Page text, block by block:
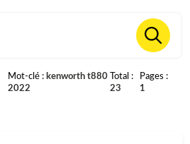
Mot-clé
kenworth t880
2022
Total
23
Pages
1